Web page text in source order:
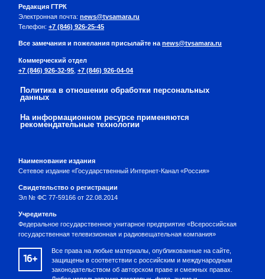
Редакция ГТРК
Электронная почта: news@tvsamara.ru
Телефон: +7 (846) 926-25-45
Все замечания и пожелания присылайте на news@tvsamara.ru
Коммерческий отдел
+7 (846) 926-32-95 +7 (846) 926-04-04
Политика в отношении обработки персональных
данных
На информационном ресурсе применяются
рекомендательные технологии
Наименование издания
Сетевое издание «Государственный Интернет-Канал «Россия»
Свидетельство о регистрации
Эл № ФС 77-59166 от 22.08.2014
Учредитель
Федеральное государственное унитарное предприятие «Всероссийская
государственная телевизионная и радиовещательная компания»
16+
Все права на любые материалы, опубликованные на сайте,
защищены в соответствии с российским и международным
законодательством об авторском праве и смежных правах.